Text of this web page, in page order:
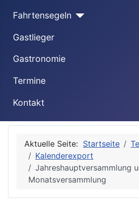
Fahrtensegeln
Gastlieger
Gastronomie
Termine
Kontakt
Aktuelle Seite: Startseite
Kalenderexport
Jahreshauptversammlung
Monatsversammlung